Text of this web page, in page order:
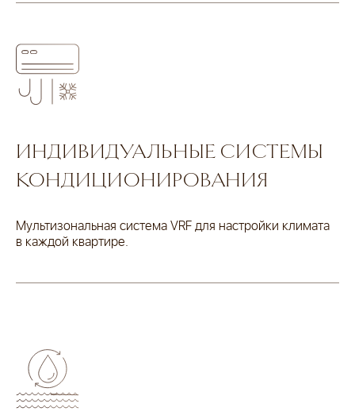
ИНДИВИДУАЛЬНЫЕ СИСТЕМЫ
КОНДИЦИОНИРОВАНИЯ
Мультизональная система VRF для настройки климата
в каждой квартире.